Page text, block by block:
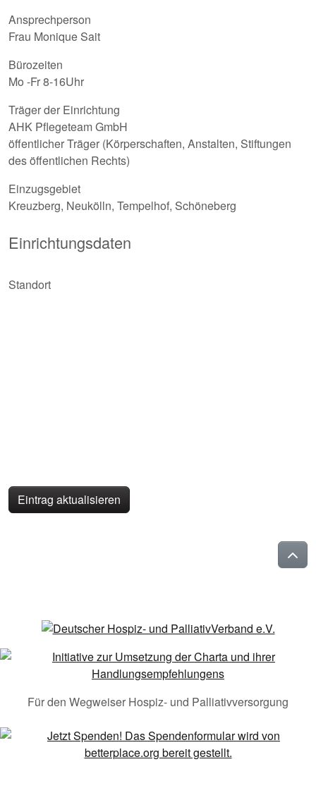
Ansprechperson
Frau Monique Sait
Bürozeiten
Mo -Fr 8-16Uhr
Träger der Einrichtung
AHK Pflegeteam GmbH
öffentlicher Träger (Körperschaften, Anstalten, Stiftungen
des öffentlichen Rechts)
Einzugsgebiet
Kreuzberg, Neukölln, Tempelhof, Schöneberg
Einrichtungsdaten
Standort
Eintrag aktualisieren
Für den Wegweiser Hospiz- und Palliativversorgung